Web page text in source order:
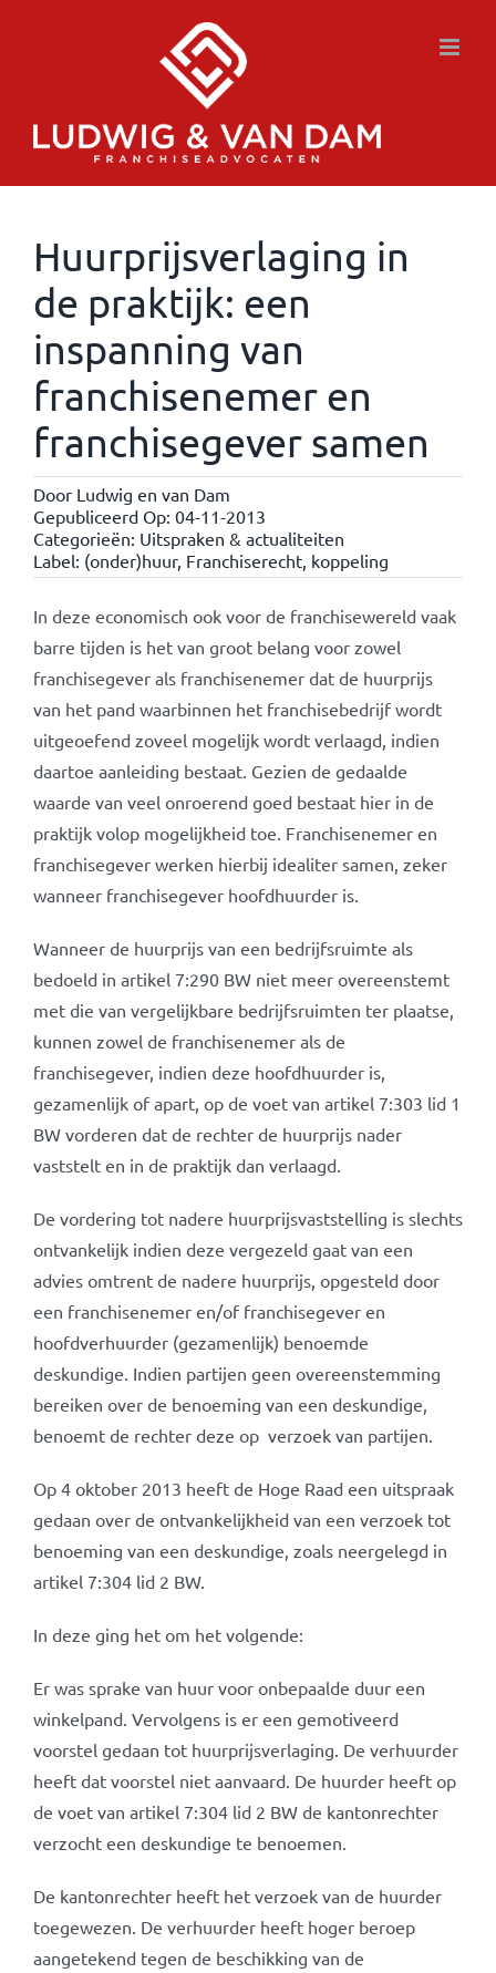
Huurprijsverlaging in
de praktijk: een
inspanning van
franchisenemer en
franchisegever samen
Door Ludwig en van Dam
Gepubliceerd Op: 04-11-2013
Categorieën: Uitspraken & actualiteiten
Label: (onder)huur, Franchiserecht, koppeling
In deze economisch ook voor de franchisewereld vaak
barre tijden is het van groot belang voor zowel
franchisegever als franchisenemer dat de huurprijs
van het pand waarbinnen het franchisebedrijf wordt
uitgeoefend zoveel mogelijk wordt verlaagd, indien
daartoe aanleiding bestaat. Gezien de gedaalde
waarde van veel onroerend goed bestaat hier in de
praktijk volop mogelijkheid toe. Franchisenemer en
franchisegever werken hierbij idealiter samen, zeker
wanneer franchisegever hoofdhuurder is.
Wanneer de huurprijs van een bedrijfsruimte als
bedoeld in artikel 7:290 BW niet meer overeenstemt
met die van vergelijkbare bedrijfsruimten ter plaatse,
kunnen zowel de franchisenemer als de
franchisegever, indien deze hoofdhuurder is,
gezamenlijk of apart, op de voet van artikel 7:303 lid 1
BW vorderen dat de rechter de huurprijs nader
vaststelt en in de praktijk dan verlaagd.
De vordering tot nadere huurprijsvaststelling is slechts
ontvankelijk indien deze vergezeld gaat van een
advies omtrent de nadere huurprijs, opgesteld door
een franchisenemer en/of franchisegever en
hoofdverhuurder (gezamenlijk) benoemde
deskundige. Indien partijen geen overeenstemming
bereiken over de benoeming van een deskundige,
benoemt de rechter deze op verzoek van partijen.
Op 4 oktober 2013 heeft de Hoge Raad een uitspraak
gedaan over de ontvankelijkheid van een verzoek tot
benoeming van een deskundige, zoals neergelegd in
artikel 7:304 lid 2 BW.
In deze ging het om het volgende:
Er was sprake van huur voor onbepaalde duur een
winkelpand. Vervolgens is er een gemotiveerd
voorstel gedaan tot huurprijsverlaging. De verhuurder
heeft dat voorstel niet aanvaard. De huurder heeft op
de voet van artikel 7:304 lid 2 BW de kantonrechter
verzocht een deskundige te benoemen.
De kantonrechter heeft het verzoek van de huurder
toegewezen. De verhuurder heeft hoger beroep
aangetekend tegen de beschikking van de